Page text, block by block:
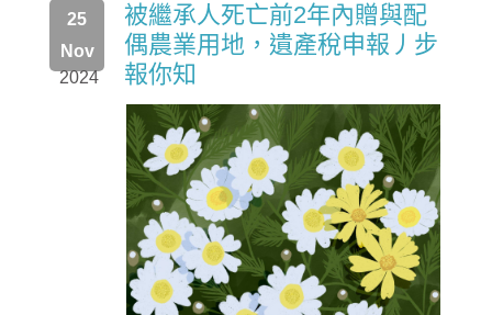
2024
25
Nov
被繼承人死亡前2年內贈與配
偶農業用地，遺產稅申報丿步
報你知